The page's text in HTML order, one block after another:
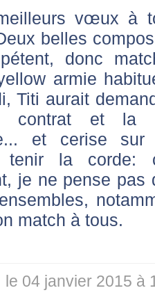
vœux à
belles
donc
armie
Titi aurait
contrat et la
et cerise
tenir la corde:
je ne pense
match à tous.
le 04 janvier 2015 à